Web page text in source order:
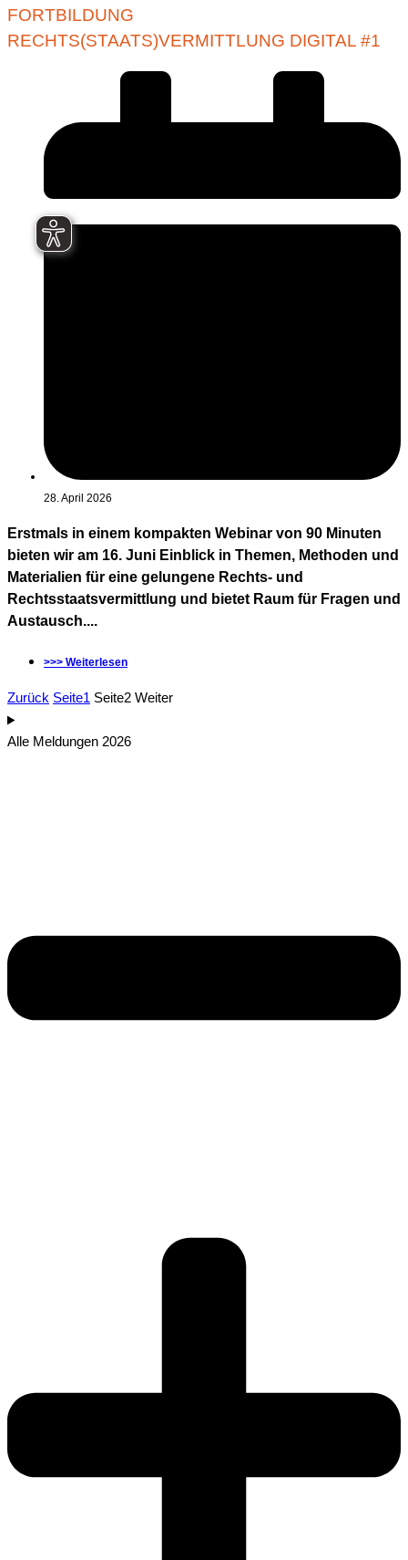
FORTBILDUNG
RECHTS(STAATS)VERMITTLUNG DIGITAL #1
28. April 2026
Erstmals in einem kompakten Webinar von 90 Minuten
bieten wir am 16. Juni Einblick in Themen, Methoden und
Materialien für eine gelungene Rechts- und
Rechtsstaatsvermittlung und bietet Raum für Fragen und
Austausch....
>>> Weiterlesen
Zurück Seite1 Seite2 Weiter
Alle Meldungen 2026